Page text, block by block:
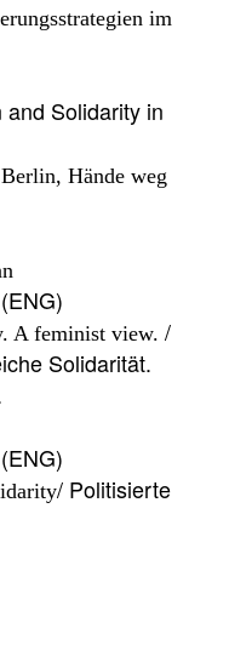
im
Solidarity in
Hände weg
A feminist view. /
Solidarität.
/ Politisierte